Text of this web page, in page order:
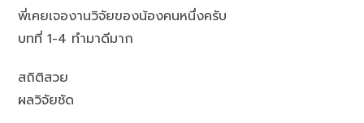
พี่เคยเจองานวิจัยของน้องคนหนึ่งครับ
บทที่ 1-4 ทำมาดีมาก
สถิติสวย
ผลวิจัยชัด